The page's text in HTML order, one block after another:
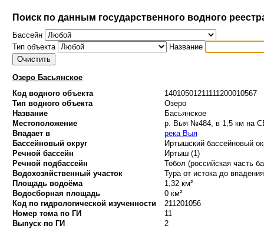
Поиск по данным государственного водного
Бассейн
Тип объекта
Название
Озеро Басьянское
Код водного объекта
14010501211111200010567
Тип водного объекта
Озеро
Название
Басьянское
Местоположение
р. Выя №484, в 1,5 км на
Впадает в
река Выя
Бассейновый округ
Иртышский бассейновый
Речной бассейн
Иртыш (1)
Речной подбассейн
Тобол (российская часть
Водохозяйственный участок
Тура от истока до
Площадь водоёма
1,32 км²
Водосборная площадь
0 км²
Код по гидрологической изученности
211201056
Номер тома по ГИ
11
Выпуск по ГИ
2